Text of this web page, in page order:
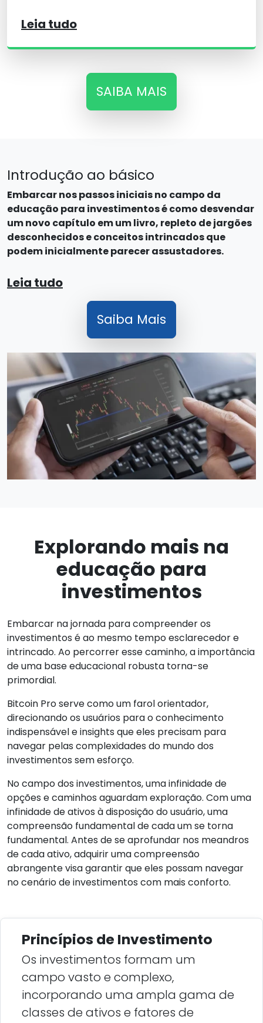
Leia tudo
SAIBA MAIS
Introdução ao básico
Embarcar nos passos iniciais no campo da
educação para investimentos é como desvendar
um novo capítulo em um livro, repleto de jargões
desconhecidos e conceitos intrincados que
podem inicialmente parecer assustadores.
Leia tudo
Saiba Mais
Explorando mais na
educação para
investimentos
Embarcar na jornada para compreender os
investimentos é ao mesmo tempo esclarecedor e
intrincado. Ao percorrer esse caminho, a importância
de uma base educacional robusta torna-se
primordial.
Bitcoin Pro serve como um farol orientador,
direcionando os usuários para o conhecimento
indispensável e insights que eles precisam para
navegar pelas complexidades do mundo dos
investimentos sem esforço.
No campo dos investimentos, uma infinidade de
opções e caminhos aguardam exploração. Com uma
infinidade de ativos à disposição do usuário, uma
compreensão fundamental de cada um se torna
fundamental. Antes de se aprofundar nos meandros
de cada ativo, adquirir uma compreensão
abrangente visa garantir que eles possam navegar
no cenário de investimentos com mais conforto.
Princípios de Investimento
Os investimentos formam um
campo vasto e complexo,
incorporando uma ampla gama de
classes de ativos e fatores de